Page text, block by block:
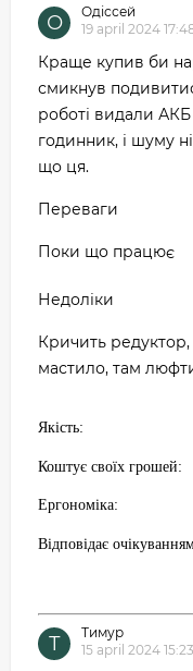
О
Одіссей
19 april 2024
Краще купив би
смикнув
роботі видали АКБ
годинник, і шуму
що ця.
Переваги
Поки що працює
Недоліки
Кричить
мастило, там
Якість:
Коштує своїх грошей:
Ергономіка:
Відповідає
Т
Тимур
15 april 2024 15:23